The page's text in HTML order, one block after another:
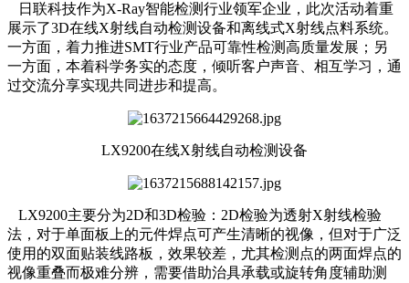
日联科技作为X-Ray智能检测行业领军企业，此次活动着重
展示了3D在线X射线自动检测设备和离线式X射线点料系统。
一方面，着力推进SMT行业产品可靠性检测高质量发展；另
一方面，本着科学务实的态度，倾听客户声音、相互学习，通
过交流分享实现共同进步和提高。
LX9200在线X射线自动检测设备
LX9200主要分为2D和3D检验：2D检验为透射X射线检验
法，对于单面板上的元件焊点可产生清晰的视像，但对于广泛
使用的双面贴装线路板，效果较差，尤其检测点的两面焊点的
视像重叠而极难分辨，需要借助治具承载或旋转角度辅助测